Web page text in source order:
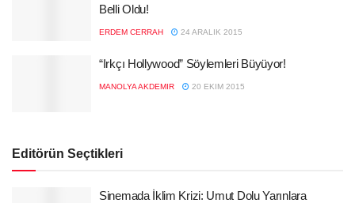
Belli Oldu!
ERDEM CERRAH 24 ARALIK 2015
“Irkçı Hollywood” Söylemleri Büyüyor!
MANOLYA AKDEMIR 20 EKIM 2015
Editörün Seçtikleri
Sinemada İklim Krizi: Umut Dolu Yarınlara